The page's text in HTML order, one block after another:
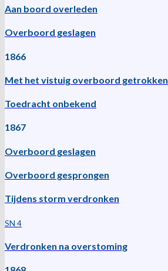
Aan boord overleden
Overboord geslagen
1866
Met het vistuig overboord getrokken
Toedracht onbekend
1867
Overboord geslagen
Overboord gesprongen
Tijdens storm verdronken
SN 4
Verdronken na overstoming